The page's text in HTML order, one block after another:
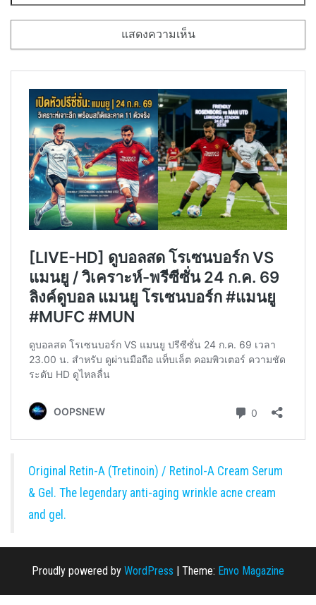
Original Retin-A (Tretinoin) / Retinol-A Cream Serum
& Gel. The legendary anti-aging wrinkle acne cream
and gel.
Proudly powered by WordPress | Theme: Envo Magazine